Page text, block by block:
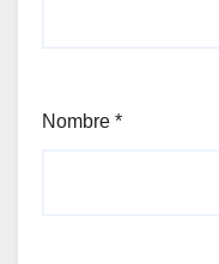
Nombre *